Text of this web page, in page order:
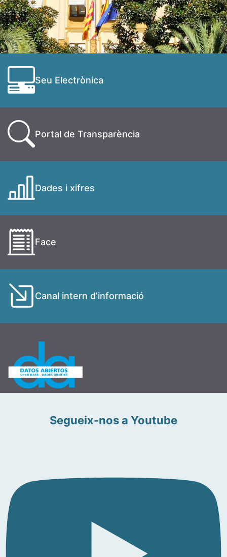
Seu Electrònica
Portal de Transparència
Dades i xifres
Face
Canal intern d’informació
Segueix-nos a Youtube